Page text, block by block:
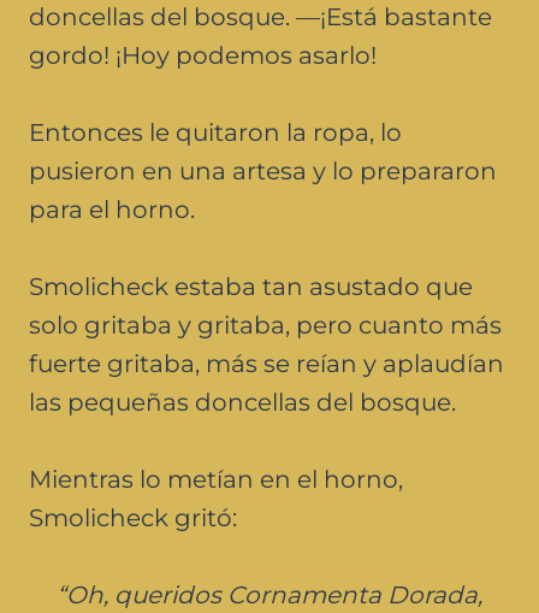
doncellas del bosque. —¡Está bastante
gordo! ¡Hoy podemos asarlo!
Entonces le quitaron la ropa, lo
pusieron en una artesa y lo prepararon
para el horno.
Smolicheck estaba tan asustado que
solo gritaba y gritaba, pero cuanto más
fuerte gritaba, más se reían y aplaudían
las pequeñas doncellas del bosque.
Mientras lo metían en el horno,
Smolicheck gritó:
“Oh, queridos Cornamenta Dorada,